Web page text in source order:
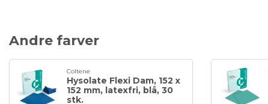
Andre farver
Coltene
Hysolate Flexi Dam, 152 x
152 mm, latexfri, blå, 30
stk.